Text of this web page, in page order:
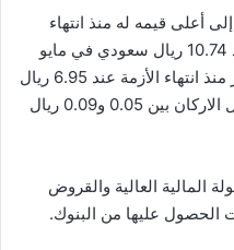
أعلى قيمه له منذ انتهاء
أزمة كورونا، مسجلا رقماً قياسياً عند 10.74 ريال سعودي في مايو
من عام 2021م، بينما كان أدنى سعر منذ انتهاء الأزمة عند 6.95 ريال
سعودي. وتراوحت تقلبات سهم تداول الاركان بين 0.05 و0.09 ريال
المالية العالية والقروض
الحصول عليها من البنوك.